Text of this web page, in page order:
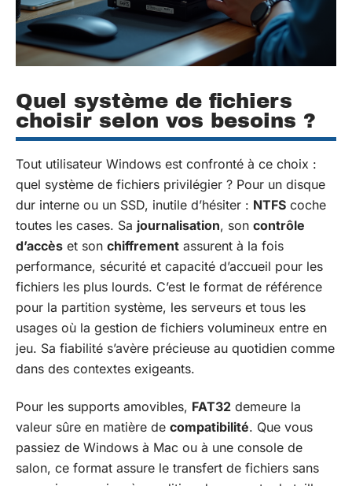
Quel système de fichiers
choisir selon vos besoins ?
Tout utilisateur Windows est confronté à ce choix :
quel système de fichiers privilégier ? Pour un disque
dur interne ou un SSD, inutile d’hésiter : NTFS coche
toutes les cases. Sa journalisation, son contrôle
d’accès et son chiffrement assurent à la fois
performance, sécurité et capacité d’accueil pour les
fichiers les plus lourds. C’est le format de référence
pour la partition système, les serveurs et tous les
usages où la gestion de fichiers volumineux entre en
jeu. Sa fiabilité s’avère précieuse au quotidien comme
dans des contextes exigeants.
Pour les supports amovibles, FAT32 demeure la
valeur sûre en matière de compatibilité. Que vous
passiez de Windows à Mac ou à une console de
salon, ce format assure le transfert de fichiers sans